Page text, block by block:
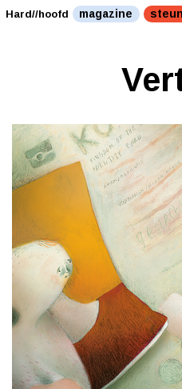
Hard//hoofd magazine